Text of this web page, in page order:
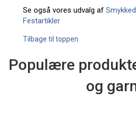
Se også vores udvalg af
Festartikler
Tilbage til toppen
Populære
og